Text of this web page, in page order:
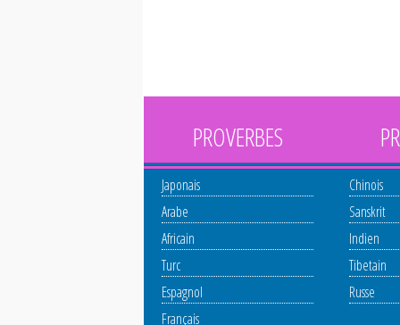
PROVERBES
Japonais
Arabe
Africain
Turc
Espagnol
Français
Chinois
Sanskrit
Indien
Tibetain
Russe